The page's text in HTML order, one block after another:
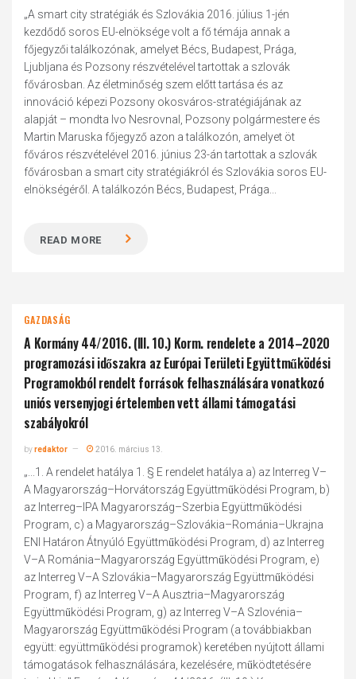
„A smart city stratégiák és Szlovákia 2016. július 1-jén
kezdődő soros EU-elnöksége volt a fő témája annak a
főjegyzői találkozónak, amelyet Bécs, Budapest, Prága,
Ljubljana és Pozsony részvételével tartottak a szlovák
fővárosban. Az életminőség szem előtt tartása és az
innováció képezi Pozsony okosváros-stratégiájának az
alapját – mondta Ivo Nesrovnal, Pozsony polgármestere és
Martin Maruska főjegyző azon a találkozón, amelyet öt
főváros részvételével 2016. június 23-án tartottak a szlovák
fővárosban a smart city stratégiákról és Szlovákia soros EU-
elnökségéről. A találkozón Bécs, Budapest, Prága...
READ MORE
GAZDASÁG
A Kormány 44/2016. (III. 10.) Korm. rendelete a 2014–2020
programozási időszakra az Európai Területi Együttműködési
Programokból rendelt források felhasználására vonatkozó
uniós versenyjogi értelemben vett állami támogatási
szabályokról
byredaktor 2016. március 13.
„...1. A rendelet hatálya 1. § E rendelet hatálya a) az Interreg V–
A Magyarország–Horvátország Együttműködési Program, b)
az Interreg–IPA Magyarország–Szerbia Együttműködési
Program, c) a Magyarország–Szlovákia–Románia–Ukrajna
ENI Határon Átnyúló Együttműködési Program, d) az Interreg
V–A Románia–Magyarország Együttműködési Program, e)
az Interreg V–A Szlovákia–Magyarország Együttműködési
Program, f) az Interreg V–A Ausztria–Magyarország
Együttműködési Program, g) az Interreg V–A Szlovénia–
Magyarország Együttműködési Program (a továbbiakban
együtt: együttműködési programok) keretében nyújtott állami
támogatások felhasználására, kezelésére, működtetésére